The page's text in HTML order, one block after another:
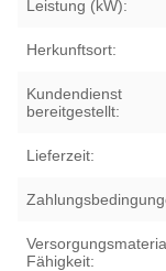
Leistung (kW):
Herkunftsort:
Kundendienst
bereitgestellt:
Lieferzeit:
Fähigkeit: